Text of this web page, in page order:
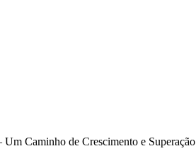
Caminho de Crescimento e Superação